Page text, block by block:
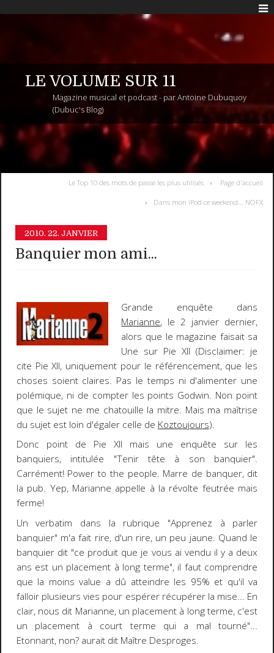
LE VOLUME SUR 11
Magazine musical et podcast - par Antoine Dubuquoy
(Dubuc's Blog)
Le Top 10 des mots de passe les plus utilisés Page d'accueil
Dans mon iPod ce weekend... NOFX
2010. 22. JANVIER
Banquier mon ami...
Grande enquête dans
Marianne, le 2 janvier dernier,
alors que le magazine faisait sa
Une sur Pie XII (Disclaimer: je
cite Pie XII, uniquement pour le référencement, que les
choses soient claires. Pas le temps ni d'alimenter une
polémique, ni de compter les points Godwin. Non point
que le sujet ne me chatouille la mitre. Mais ma maîtrise
du sujet est loin d'égaler celle de Koztoujours).
Donc point de Pie XII mais une enquête sur les
banquiers, intitulée "Tenir tête à son banquier".
Carrément! Power to the people. Marre de banquer, dit
la pub. Yep, Marianne appelle à la révolte feutrée mais
ferme!
Un verbatim dans la rubrique "Apprenez à parler
banquier" m'a fait rire, d'un rire, un peu jaune. Quand le
banquier dit "ce produit que je vous ai vendu il y a deux
ans est un placement à long terme", il faut comprendre
que la moins value a dû atteindre les 95% et qu'il va
falloir plusieurs vies pour espérer récupérer la mise... En
clair, nous dit Marianne, un placement à long terme, c'est
un placement à court terme qui a mal tourné"...
Etonnant, non? aurait dit Maître Desproges.